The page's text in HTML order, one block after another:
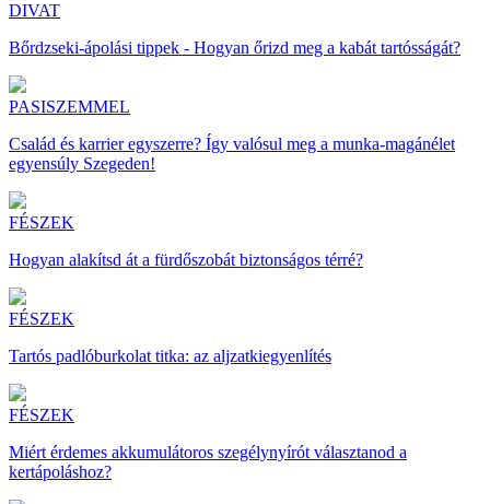
DIVAT
Bőrdzseki-ápolási tippek - Hogyan őrizd meg a kabát tartósságát?
PASISZEMMEL
Család és karrier egyszerre? Így valósul meg a munka-magánélet
egyensúly Szegeden!
FÉSZEK
Hogyan alakítsd át a fürdőszobát biztonságos térré?
FÉSZEK
Tartós padlóburkolat titka: az aljzatkiegyenlítés
FÉSZEK
Miért érdemes akkumulátoros szegélynyírót választanod a
kertápoláshoz?